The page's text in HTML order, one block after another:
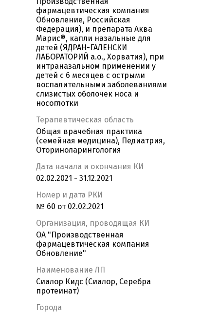
фармацевтическая компания
Обновление, Российская
Федерация), и препарата Аква
Марис®, капли назальные для
детей (ЯДРАН-ГАЛЕНСКИ
ЛАБОРАТОРИЙ а.о., Хорватия), при
интраназальном применении у
детей с 6 месяцев с острыми
воспалительными заболеваниями
слизистых оболочек носа и
носоглотки
Терапевтическая область
Общая врачебная практика
(семейная медицина), Педиатрия,
Оториноларингология
Дата начала и окончания КИ
02.02.2021 - 31.12.2021
Номер и дата РКИ
№ 60 от 02.02.2021
Организация, проводящая КИ
ОА "Производственная
фармацевтическая компания
Обновление"
Наименование ЛП
Сиалор Кидс (Сиалор, Серебра
протеинат)
Города